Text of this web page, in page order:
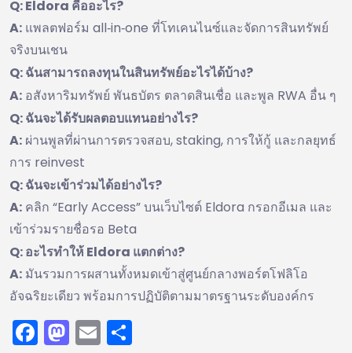
Q: Eldora คืออะไร?
A: แพลตฟอร์ม all‑in‑one ที่โทเคนไนซ์และจัดการสินทรัพย์
จริงบนเชน
Q: ฉันสามารถลงทุนในสินทรัพย์อะไรได้บ้าง?
A: อสังหาริมทรัพย์ พันธบัตร ตลาดสินเชื่อ และพูล RWA อื่น ๆ
Q: ฉันจะได้รับผลตอบแทนอย่างไร?
A: ผ่านพูลที่ผ่านการตรวจสอบ, staking, การให้กู้ และกลยุทธ์
การ reinvest
Q: ฉันจะเข้าร่วมได้อย่างไร?
A: คลิก “Early Access” บนเว็บไซต์ Eldora กรอกอีเมล และ
เข้าร่วมรายชื่อรอ Beta
Q: อะไรทำให้ Eldora แตกต่าง?
A: มันรวมการผสานทั้งหมดเข้าสู่ศูนย์กลางพอร์ตโฟลิโอ
อัจฉริยะเดียว พร้อมการปฏิบัติตามมาตรฐานระดับองค์กร
Facebook
Mastodon
Email